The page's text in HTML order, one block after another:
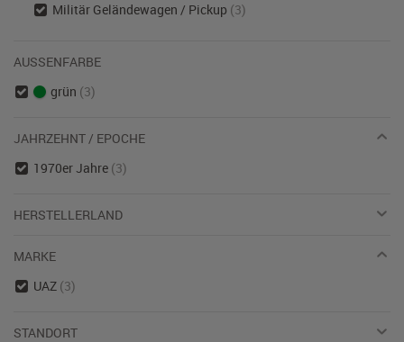
Militär Geländewagen / Pickup (3)
AUSSENFARBE
grün (3)
JAHRZEHNT / EPOCHE
1970er Jahre (3)
HERSTELLERLAND
MARKE
UAZ (3)
STANDORT